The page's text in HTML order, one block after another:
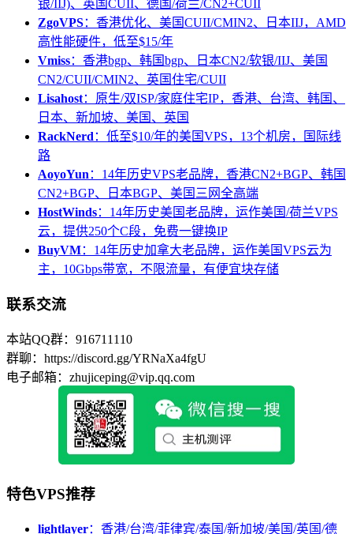
银/IIJ)、英国CUII、德国/荷兰/CN2+CUII
ZgoVPS：香港优化、美国CUII/CMIN2、日本IIJ，AMD
高性能硬件，低至$15/年
Vmiss：香港bgp、韩国bgp、日本CN2/软银/IIJ、美国
CN2/CUII/CMIN2、英国住宅/CUII
Lisahost：原生/双ISP/家庭住宅IP，香港、台湾、韩国、
日本、新加坡、美国、英国
RackNerd ：低至$10/年的美国VPS，13个机房，国际线
路
AoyoYun ：14年历史VPS老品牌，香港CN2+BGP、韩国
CN2+BGP、日本BGP、美国三网全高端
HostWinds：14年历史美国老品牌，运作美国/荷兰VPS
云，提供250个C段，免费一键换IP
BuyVM：14年历史加拿大老品牌，运作美国VPS云为
主，10Gbps带宽，不限流量，有便宜块存储
联系交流
本站QQ群：916711110
群聊：https://discord.gg/YRNaXa4fgU
电子邮箱：zhujiceping@vip.qq.com
特色VPS推荐
lightlayer：香港/台湾/菲律宾/泰国/新加坡/美国/英国/德